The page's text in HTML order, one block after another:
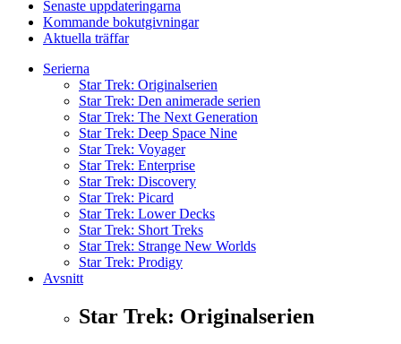
Senaste uppdateringarna
Kommande bokutgivningar
Aktuella träffar
Serierna
Star Trek: Originalserien
Star Trek: Den animerade serien
Star Trek: The Next Generation
Star Trek: Deep Space Nine
Star Trek: Voyager
Star Trek: Enterprise
Star Trek: Discovery
Star Trek: Picard
Star Trek: Lower Decks
Star Trek: Short Treks
Star Trek: Strange New Worlds
Star Trek: Prodigy
Avsnitt
Star Trek: Originalserien